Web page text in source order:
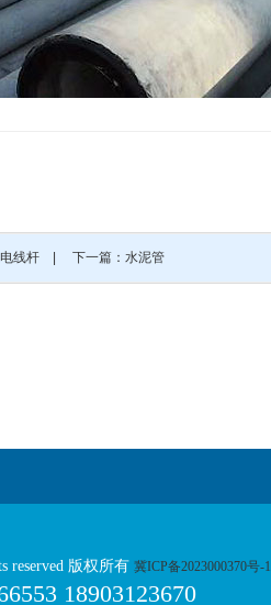
线杆 下一篇：水泥管
reserved 版权所有 冀ICP备2023000370号-1
18903123670